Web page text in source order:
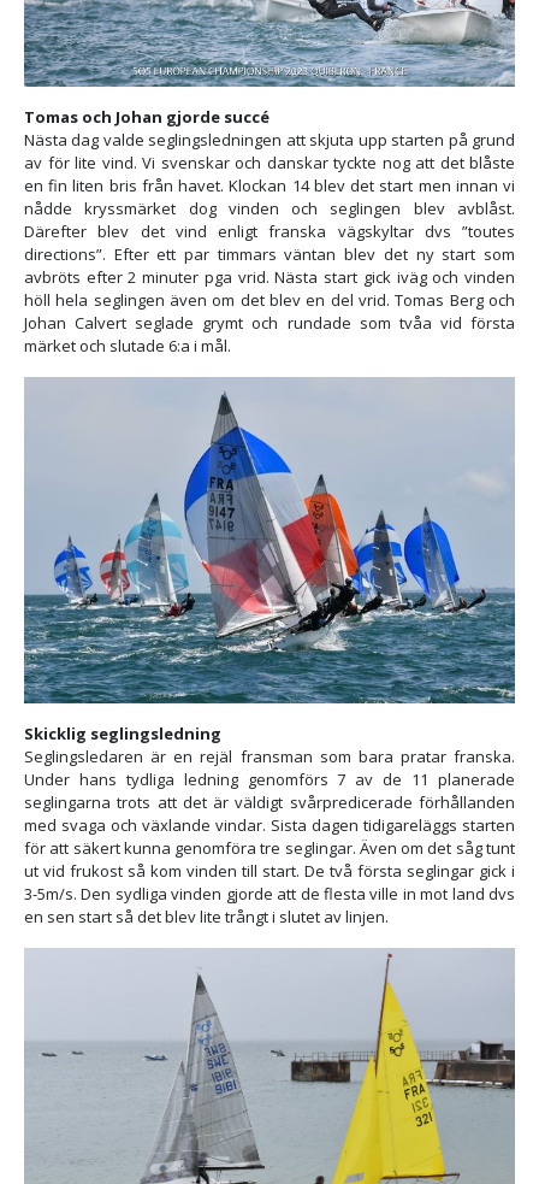
Tomas och Johan gjorde succé
Nästa dag valde seglingsledningen att skjuta upp starten på grund
av för lite vind. Vi svenskar och danskar tyckte nog att det blåste
en fin liten bris från havet. Klockan 14 blev det start men innan vi
nådde kryssmärket dog vinden och seglingen blev avblåst.
Därefter blev det vind enligt franska vägskyltar dvs ”toutes
directions”. Efter ett par timmars väntan blev det ny start som
avbröts efter 2 minuter pga vrid. Nästa start gick iväg och vinden
höll hela seglingen även om det blev en del vrid. Tomas Berg och
Johan Calvert seglade grymt och rundade som tvåa vid första
märket och slutade 6:a i mål.
Skicklig seglingsledning
Seglingsledaren är en rejäl fransman som bara pratar franska.
Under hans tydliga ledning genomförs 7 av de 11 planerade
seglingarna trots att det är väldigt svårpredicerade förhållanden
med svaga och växlande vindar. Sista dagen tidigareläggs starten
för att säkert kunna genomföra tre seglingar. Även om det såg tunt
ut vid frukost så kom vinden till start. De två första seglingar gick i
3-5m/s. Den sydliga vinden gjorde att de flesta ville in mot land dvs
en sen start så det blev lite trångt i slutet av linjen.